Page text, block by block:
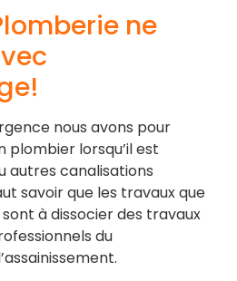
ne
nous avons pour
plombier lorsqu’il est
autres canalisations
savoir que les travaux que
à dissocier des travaux
du